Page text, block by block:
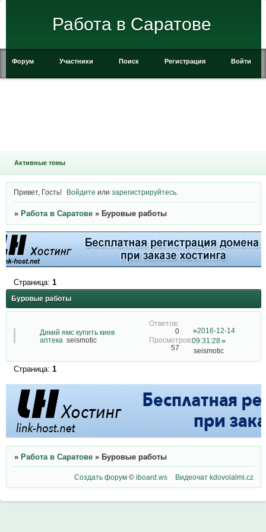
Работа в Саратове
Форум Участники Поиск Регистрация Войти
Активные темы
Привет, Гость! Войдите илизарегистрируйтесь
» Работа в Саратове » Буровые работы
Буровые работы
Страница: 1
Дикий ямс купить киев
аптека seismotic
0
57
2016-12-14
09:31:28
seismotic
Страница: 1
» Работа в Саратове » Буровые работы
Создать форум ©iboard.ws Видеочат kdovolalmi.cz